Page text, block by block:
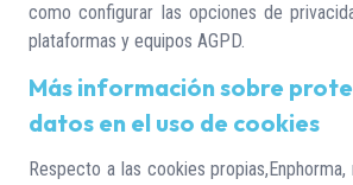
como configurar las opciones de
plataformas y equipos AGPD.
Más información sobre
datos en el uso de cookies
Respecto a las cookies